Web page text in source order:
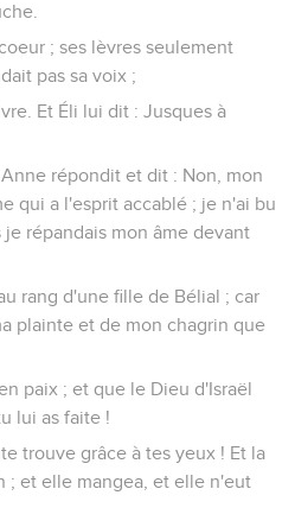
; ses lèvres seulement
pas sa voix ;
Et Éli lui dit : Jusques à
répondit et dit : Non, mon
qui a l'esprit accablé ; je n'ai bu
répandais mon âme devant
rang d'une fille de Bélial ; car
plainte et de mon chagrin que
paix ; et que le Dieu d'Israël
lui as faite !
trouve grâce à tes yeux ! Et la
; et elle mangea, et elle n'eut